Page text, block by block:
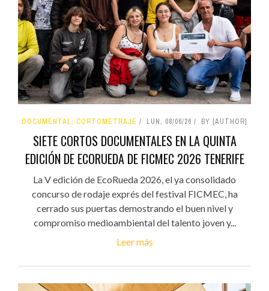
DOCUMENTAL, CORTOMETRAJE LUN, 08/06/26 BY [AUTHOR]
SIETE CORTOS DOCUMENTALES EN LA QUINTA
EDICIÓN DE ECORUEDA DE FICMEC 2026 TENERIFE
La V edición de EcoRueda 2026, el ya consolidado
concurso de rodaje exprés del festival FICMEC, ha
cerrado sus puertas demostrando el buen nivel y
compromiso medioambiental del talento joven y...
Leer más